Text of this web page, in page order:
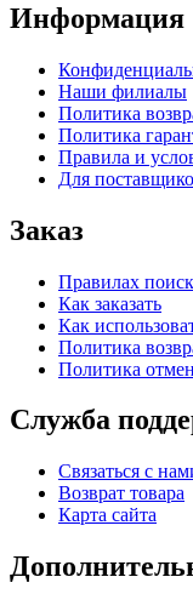
Информация
Наши филиалы
Политика
Политика
Правила и
Для
Заказ
Правилах
Как заказать
Как
Политика
Политика
Служба
Связаться с
Возврат товара
Карта сайта